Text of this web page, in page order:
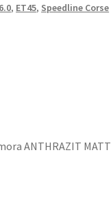
, ET45, Speedline Corse
ANTHRAZIT MATT